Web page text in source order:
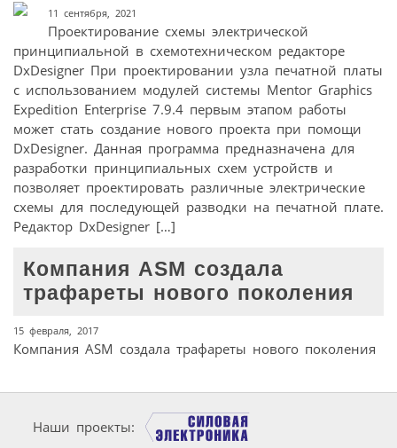
11 сентября, 2021
Проектирование схемы электрической
принципиальной в схемотехническом редакторе
DxDesigner При проектировании узла печатной платы
с использованием модулей системы Mentor Graphics
Expedition Enterprise 7.9.4 первым этапом работы
может стать создание нового проекта при помощи
DxDesigner. Данная программа предназначена для
разработки принципиальных схем устройств и
позволяет проектировать различные электрические
схемы для последующей разводки на печатной плате.
Редактор DxDesigner […]
Компания ASM создала
трафареты нового поколения
15 февраля, 2017
Компания ASM создала трафареты нового поколения
Наши проекты: